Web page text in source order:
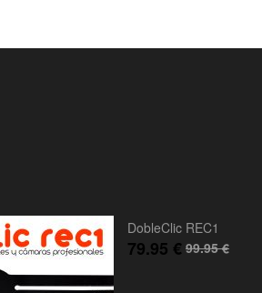
DobleClic REC1
99.95€
79.95 €